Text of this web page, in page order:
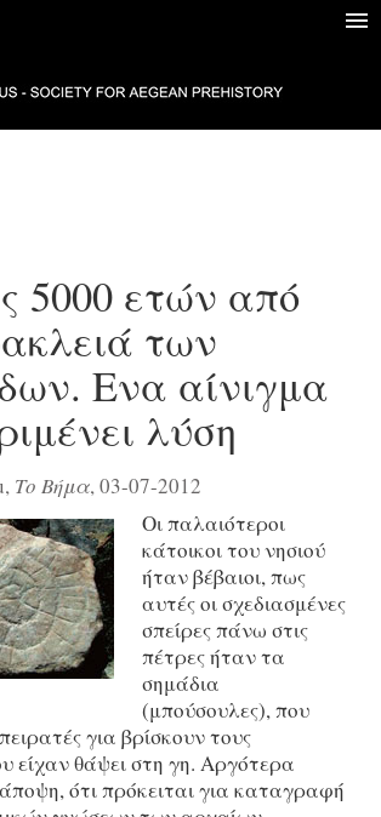
5000 ετών από
των
Ενα αίνιγμα
λύση
Το Βήμα, 03-07-2012
Οι παλαιότεροι
κάτοικοι του νησιού
ήταν βέβαιοι, πως
αυτές οι σχεδιασμένες
σπείρες πάνω στις
πέτρες ήταν τα
σημάδια
(μπούσουλες), που
για βρίσκουν τους
είχαν θάψει στη γη. Αργότερα
ότι πρόκειται για καταγραφή